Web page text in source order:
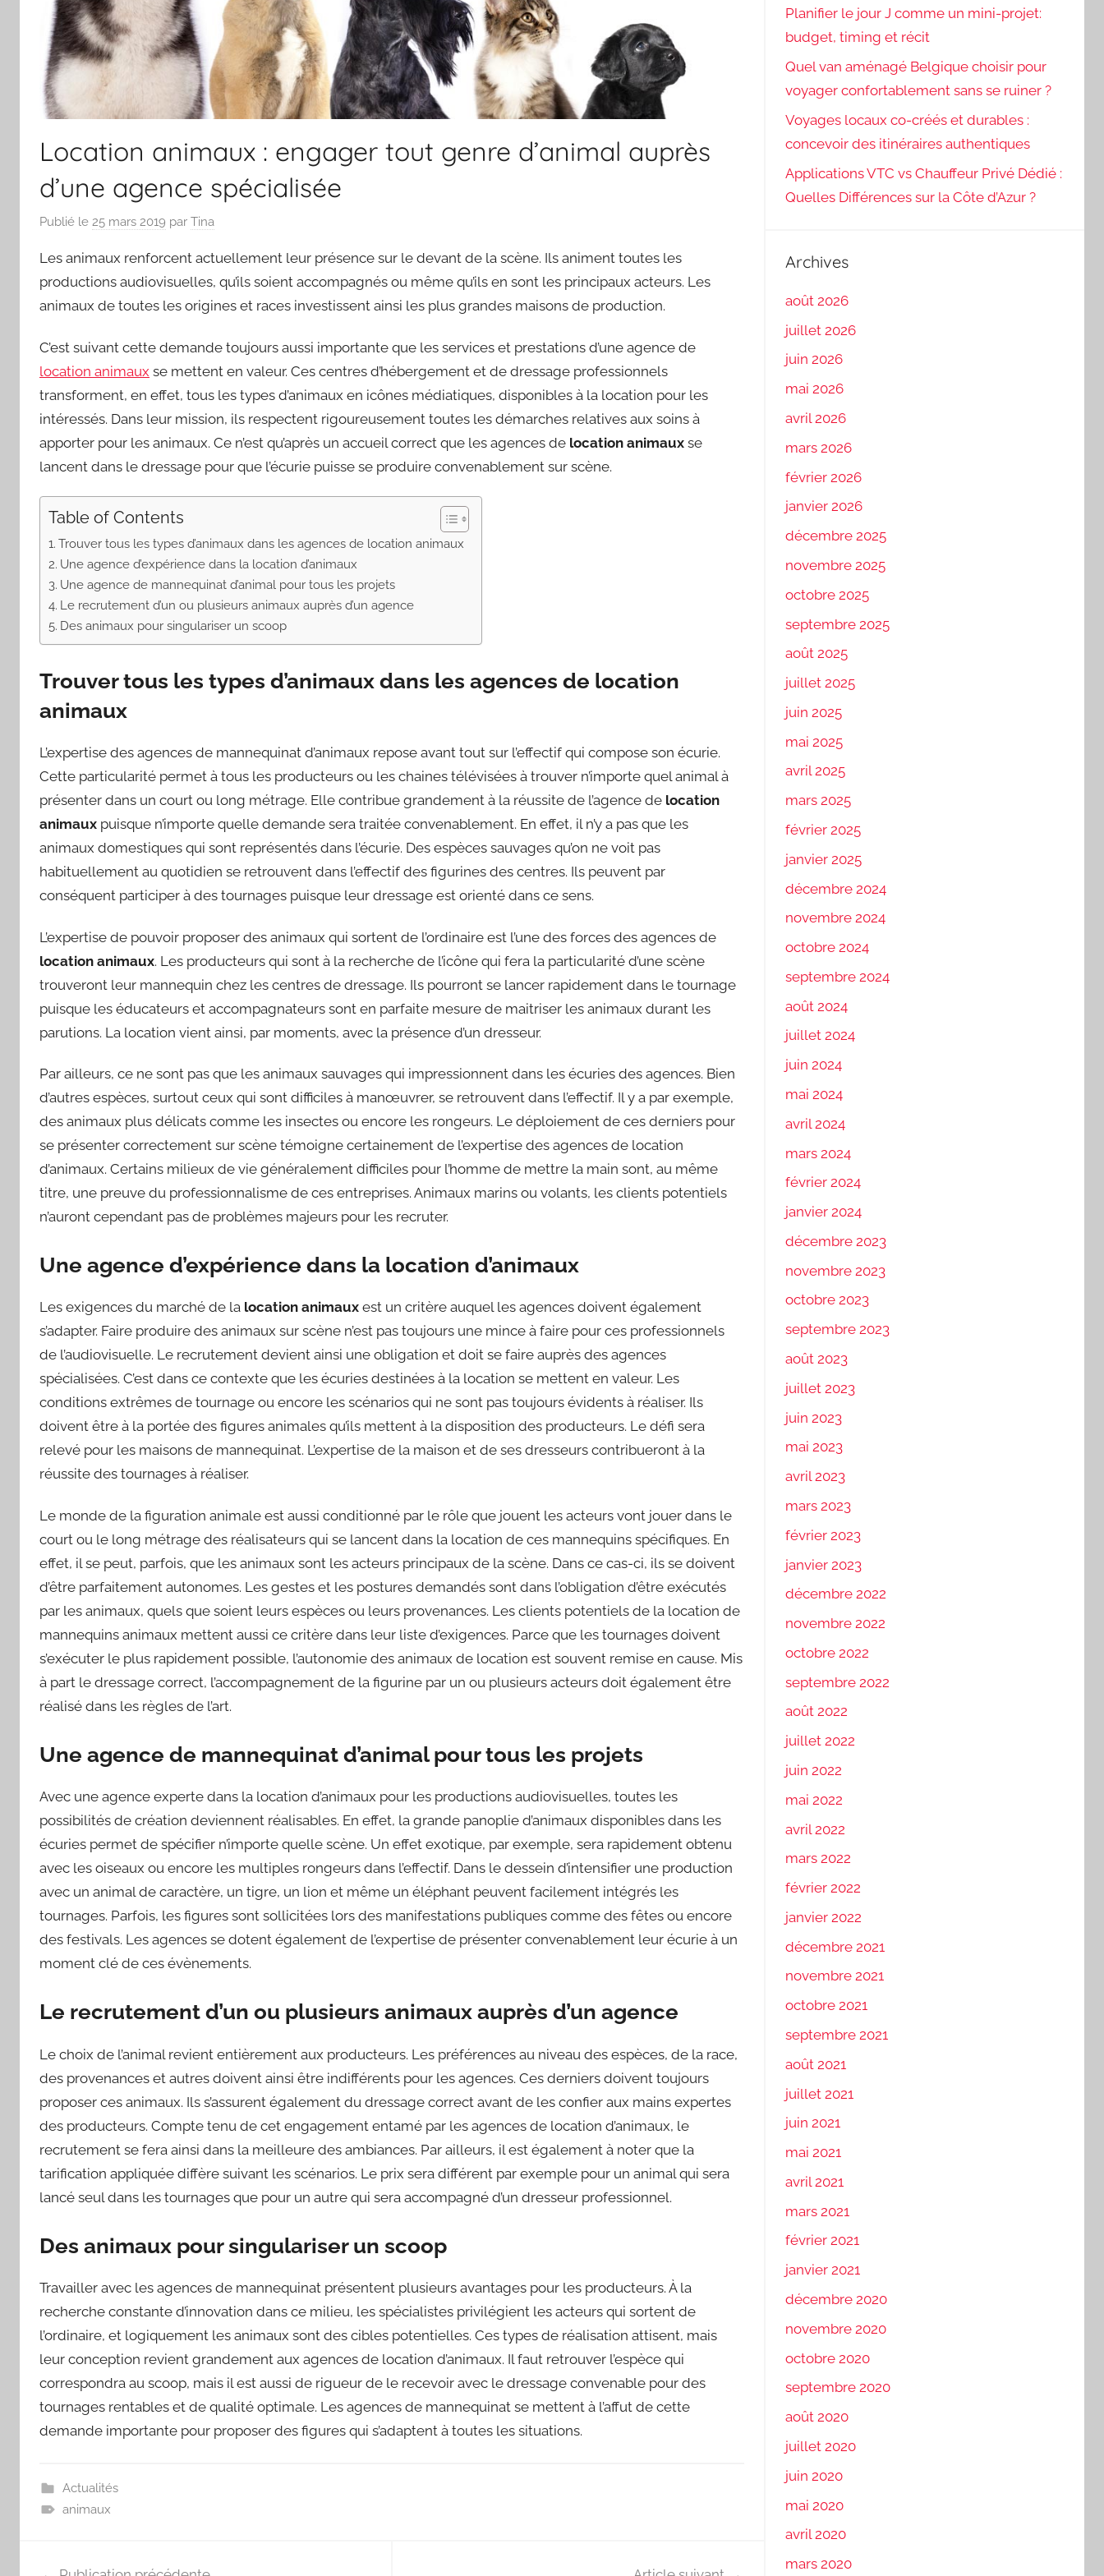
Location animaux : engager tout genre d’animal auprès
d’une agence spécialisée
Publié le 25 mars 2019 par Tina
Les animaux renforcent actuellement leur présence sur le devant de la scène. Ils animent toutes les
productions audiovisuelles, qu’ils soient accompagnés ou même qu’ils en sont les principaux acteurs. Les
animaux de toutes les origines et races investissent ainsi les plus grandes maisons de production.
C’est suivant cette demande toujours aussi importante que les services et prestations d’une agence de
location animaux se mettent en valeur. Ces centres d’hébergement et de dressage professionnels
transforment, en effet, tous les types d’animaux en icônes médiatiques, disponibles à la location pour les
intéressés. Dans leur mission, ils respectent rigoureusement toutes les démarches relatives aux soins à
apporter pour les animaux. Ce n’est qu’après un accueil correct que les agences de location animaux se
lancent dans le dressage pour que l’écurie puisse se produire convenablement sur scène.
Table of Contents
Trouver tous les types d’animaux dans les agences de location animaux
Une agence d’expérience dans la location d’animaux
Une agence de mannequinat d’animal pour tous les projets
Le recrutement d’un ou plusieurs animaux auprès d’un agence
Des animaux pour singulariser un scoop
Trouver tous les types d’animaux dans les agences de location
animaux
L’expertise des agences de mannequinat d’animaux repose avant tout sur l’effectif qui compose son écurie.
Cette particularité permet à tous les producteurs ou les chaines télévisées à trouver n’importe quel animal à
présenter dans un court ou long métrage. Elle contribue grandement à la réussite de l’agence de location
animaux puisque n’importe quelle demande sera traitée convenablement. En effet, il n’y a pas que les
animaux domestiques qui sont représentés dans l’écurie. Des espèces sauvages qu’on ne voit pas
habituellement au quotidien se retrouvent dans l’effectif des figurines des centres. Ils peuvent par
conséquent participer à des tournages puisque leur dressage est orienté dans ce sens.
L’expertise de pouvoir proposer des animaux qui sortent de l’ordinaire est l’une des forces des agences de
location animaux. Les producteurs qui sont à la recherche de l’icône qui fera la particularité d’une scène
trouveront leur mannequin chez les centres de dressage. Ils pourront se lancer rapidement dans le tournage
puisque les éducateurs et accompagnateurs sont en parfaite mesure de maitriser les animaux durant les
parutions. La location vient ainsi, par moments, avec la présence d’un dresseur.
Par ailleurs, ce ne sont pas que les animaux sauvages qui impressionnent dans les écuries des agences. Bien
d’autres espèces, surtout ceux qui sont difficiles à manœuvrer, se retrouvent dans l’effectif. Il y a par exemple,
des animaux plus délicats comme les insectes ou encore les rongeurs. Le déploiement de ces derniers pour
se présenter correctement sur scène témoigne certainement de l’expertise des agences de location
d’animaux. Certains milieux de vie généralement difficiles pour l’homme de mettre la main sont, au même
titre, une preuve du professionnalisme de ces entreprises. Animaux marins ou volants, les clients potentiels
n’auront cependant pas de problèmes majeurs pour les recruter.
Une agence d’expérience dans la location d’animaux
Les exigences du marché de la location animaux est un critère auquel les agences doivent également
s’adapter. Faire produire des animaux sur scène n’est pas toujours une mince à faire pour ces professionnels
de l’audiovisuelle. Le recrutement devient ainsi une obligation et doit se faire auprès des agences
spécialisées. C’est dans ce contexte que les écuries destinées à la location se mettent en valeur. Les
conditions extrêmes de tournage ou encore les scénarios qui ne sont pas toujours évidents à réaliser. Ils
doivent être à la portée des figures animales qu’ils mettent à la disposition des producteurs. Le défi sera
relevé pour les maisons de mannequinat. L’expertise de la maison et de ses dresseurs contribueront à la
réussite des tournages à réaliser.
Le monde de la figuration animale est aussi conditionné par le rôle que jouent les acteurs vont jouer dans le
court ou le long métrage des réalisateurs qui se lancent dans la location de ces mannequins spécifiques. En
effet, il se peut, parfois, que les animaux sont les acteurs principaux de la scène. Dans ce cas-ci, ils se doivent
d’être parfaitement autonomes. Les gestes et les postures demandés sont dans l’obligation d’être exécutés
par les animaux, quels que soient leurs espèces ou leurs provenances. Les clients potentiels de la location de
mannequins animaux mettent aussi ce critère dans leur liste d’exigences. Parce que les tournages doivent
s’exécuter le plus rapidement possible, l’autonomie des animaux de location est souvent remise en cause. Mis
à part le dressage correct, l’accompagnement de la figurine par un ou plusieurs acteurs doit également être
réalisé dans les règles de l’art.
Une agence de mannequinat d’animal pour tous les projets
Avec une agence experte dans la location d’animaux pour les productions audiovisuelles, toutes les
possibilités de création deviennent réalisables. En effet, la grande panoplie d’animaux disponibles dans les
écuries permet de spécifier n’importe quelle scène. Un effet exotique, par exemple, sera rapidement obtenu
avec les oiseaux ou encore les multiples rongeurs dans l’effectif. Dans le dessein d’intensifier une production
avec un animal de caractère, un tigre, un lion et même un éléphant peuvent facilement intégrés les
tournages. Parfois, les figures sont sollicitées lors des manifestations publiques comme des fêtes ou encore
des festivals. Les agences se dotent également de l’expertise de présenter convenablement leur écurie à un
moment clé de ces évènements.
Le recrutement d’un ou plusieurs animaux auprès d’un agence
Le choix de l’animal revient entièrement aux producteurs. Les préférences au niveau des espèces, de la race,
des provenances et autres doivent ainsi être indifférents pour les agences. Ces derniers doivent toujours
proposer ces animaux. Ils s’assurent également du dressage correct avant de les confier aux mains expertes
des producteurs. Compte tenu de cet engagement entamé par les agences de location d’animaux, le
recrutement se fera ainsi dans la meilleure des ambiances. Par ailleurs, il est également à noter que la
tarification appliquée diffère suivant les scénarios. Le prix sera différent par exemple pour un animal qui sera
lancé seul dans les tournages que pour un autre qui sera accompagné d’un dresseur professionnel.
Des animaux pour singulariser un scoop
Travailler avec les agences de mannequinat présentent plusieurs avantages pour les producteurs. À la
recherche constante d’innovation dans ce milieu, les spécialistes privilégient les acteurs qui sortent de
l’ordinaire, et logiquement les animaux sont des cibles potentielles. Ces types de réalisation attisent, mais
leur conception revient grandement aux agences de location d’animaux. Il faut retrouver l’espèce qui
correspondra au scoop, mais il est aussi de rigueur de le recevoir avec le dressage convenable pour des
tournages rentables et de qualité optimale. Les agences de mannequinat se mettent à l’affut de cette
demande importante pour proposer des figures qui s’adaptent à toutes les situations.
Actualités
animaux
Planifier le jour J comme un mini-projet:
budget, timing et récit
Quel van aménagé Belgique choisir pour
voyager confortablement sans se ruiner ?
Voyages locaux co-créés et durables :
concevoir des itinéraires authentiques
Applications VTC vs Chauffeur Privé Dédié :
Quelles Différences sur la Côte d’Azur ?
Archives
août 2026
juillet 2026
juin 2026
mai 2026
avril 2026
mars 2026
février 2026
janvier 2026
décembre 2025
novembre 2025
octobre 2025
septembre 2025
août 2025
juillet 2025
juin 2025
mai 2025
avril 2025
mars 2025
février 2025
janvier 2025
décembre 2024
novembre 2024
octobre 2024
septembre 2024
août 2024
juillet 2024
juin 2024
mai 2024
avril 2024
mars 2024
février 2024
janvier 2024
décembre 2023
novembre 2023
octobre 2023
septembre 2023
août 2023
juillet 2023
juin 2023
mai 2023
avril 2023
mars 2023
février 2023
janvier 2023
décembre 2022
novembre 2022
octobre 2022
septembre 2022
août 2022
juillet 2022
juin 2022
mai 2022
avril 2022
mars 2022
février 2022
janvier 2022
décembre 2021
novembre 2021
octobre 2021
septembre 2021
août 2021
juillet 2021
juin 2021
mai 2021
avril 2021
mars 2021
février 2021
janvier 2021
décembre 2020
novembre 2020
octobre 2020
septembre 2020
août 2020
juillet 2020
juin 2020
mai 2020
avril 2020
mars 2020